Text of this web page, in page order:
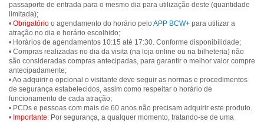
passaporte de entrada para o mesmo dia para utilização deste (quantidade
limitada);
• Obrigatório o agendamento do horário pelo APP BCW+ para utilizar a
atração no dia e horário escolhido;
• Horários de agendamentos 10:15 até 17:30. Conforme disponibilidade;
• Compras realizadas no dia da visita (na loja online ou na bilheteria) não
são consideradas compras antecipadas, para garantir o melhor valor compre
antecipadamente;
• Ao adquirir o opcional o visitante deve seguir as normas e procedimentos
de segurança estabelecidos, assim como respeitar o horário de
funcionamento de cada atração;
• PCDs e pessoas com mais de 60 anos não precisam adquirir este produto.
• Importante: Por segurança, a qualquer momento, tratando-se de uma